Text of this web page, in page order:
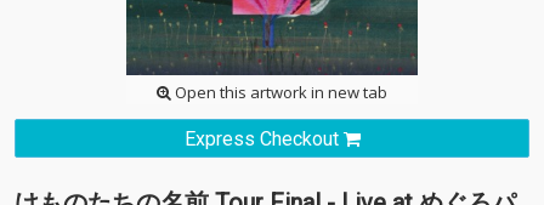
Open this artwork in new tab
Express Checkout